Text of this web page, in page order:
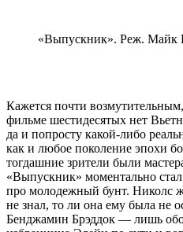
«Выпускник». Реж. Майк
Кажется почти
фильме шестидесятых нет
да и попросту какой-либо
как и любое поколение эпохи
тогдашние зрители были
«Выпускник» моментально
про молодежный бунт. Николс
не знал, то ли она ему была не
Бенджамин Брэддок — лишь